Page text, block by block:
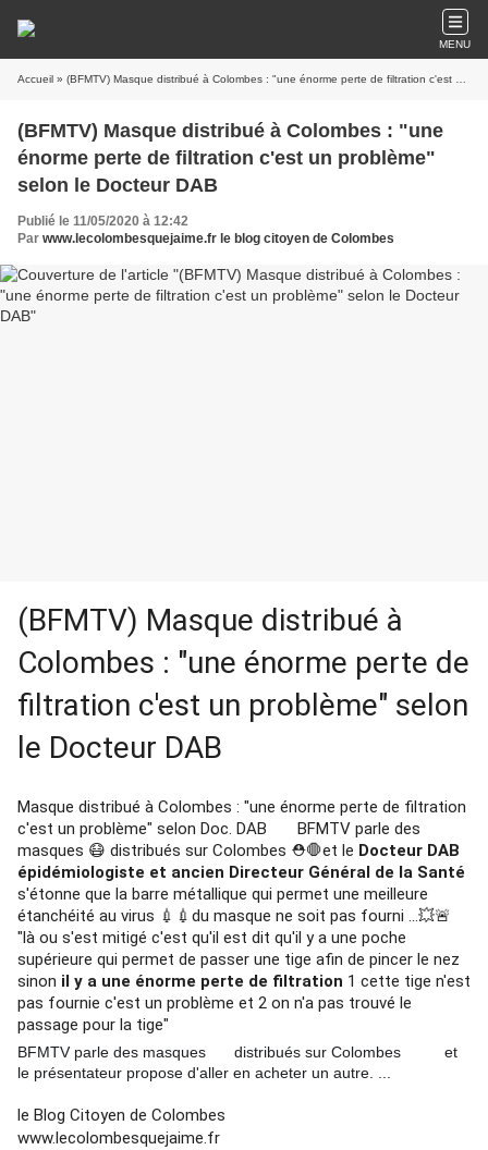
MENU
Accueil » (BFMTV) Masque distribué à Colombes : "une énorme perte de filtration c'est un problème" selon le Docteur DAB
(BFMTV) Masque distribué à Colombes : "une
énorme perte de filtration c'est un problème"
selon le Docteur DAB
Publié le 11/05/2020 à 12:42
Par www.lecolombesquejaime.fr le blog citoyen de Colombes
(BFMTV) Masque distribué à
Colombes : "une énorme perte de
filtration c'est un problème" selon
le Docteur DAB
Masque distribué à Colombes : "une énorme perte de filtration
c'est un problème" selon Doc. DAB
BFMTV parle des
masques 😷 distribués sur Colombes ⛑🛑et le Docteur DAB
épidémiologiste et ancien Directeur Général de la Santé
s'étonne que la barre métallique qui permet une meilleure
étanchéité au virus 💉💉du masque ne soit pas fourni ...💥🚨
"là ou s'est mitigé c'est qu'il est dit qu'il y a une poche
supérieure qui permet de passer une tige afin de pincer le nez
sinon il y a une énorme perte de filtration 1 cette tige n'est
pas fournie c'est un problème et 2 on n'a pas trouvé le
passage pour la tige"
BFMTV parle des masques distribués sur Colombes
et
le présentateur propose d'aller en acheter un autre. ...
le Blog Citoyen de Colombes
www.lecolombesquejaime.fr